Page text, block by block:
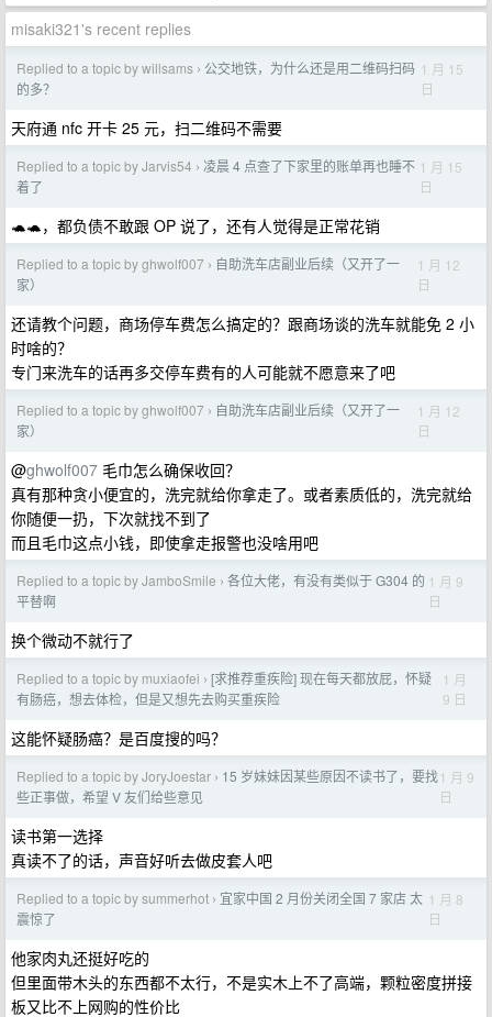
misaki321's recent replies
Replied to a topic by willsams › 公交地铁，为什么还是用二维码扫码
的多？
1 月 15
日
天府通 nfc 开卡 25 元，扫二维码不需要
Replied to a topic by Jarvis54 › 凌晨 4 点查了下家里的账单再也睡不
着了
1 月 15
日
🐢🐢，都负债不敢跟 OP 说了，还有人觉得是正常花销
Replied to a topic by ghwolf007 › 自助洗车店副业后续（又开了一
家）
1 月 12
日
还请教个问题，商场停车费怎么搞定的？跟商场谈的洗车就能免 2 小
时啥的？
专门来洗车的话再多交停车费有的人可能就不愿意来了吧
Replied to a topic by ghwolf007 › 自助洗车店副业后续（又开了一
家）
1 月 12
日
@ghwolf007 毛巾怎么确保收回？
真有那种贪小便宜的，洗完就给你拿走了。或者素质低的，洗完就给
你随便一扔，下次就找不到了
而且毛巾这点小钱，即使拿走报警也没啥用吧
Replied to a topic by JamboSmile › 各位大佬，有没有类似于 G304 的
平替啊
1 月 9
日
换个微动不就行了
Replied to a topic by muxiaofei › [求推荐重疾险] 现在每天都放屁，怀疑
有肠癌，想去体检，但是又想先去购买重疾险
1 月
9 日
这能怀疑肠癌？是百度搜的吗？
Replied to a topic by JoryJoestar › 15 岁妹妹因某些原因不读书了，要找
些正事做，希望 V 友们给些意见
1 月 9
日
读书第一选择
真读不了的话，声音好听去做皮套人吧
Replied to a topic by summerhot › 宜家中国 2 月份关闭全国 7 家店 太
震惊了
1 月 8
日
他家肉丸还挺好吃的
但里面带木头的东西都不太行，不是实木上不了高端，颗粒密度拼接
板又比不上网购的性价比